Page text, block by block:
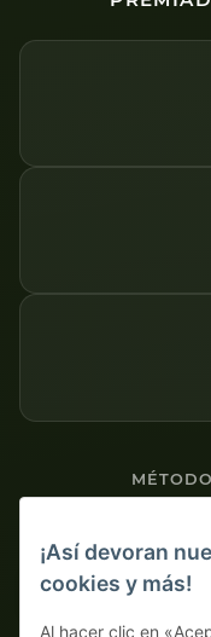
Pago por
¡Así devoran
cookies y más!
Al hacer clic en